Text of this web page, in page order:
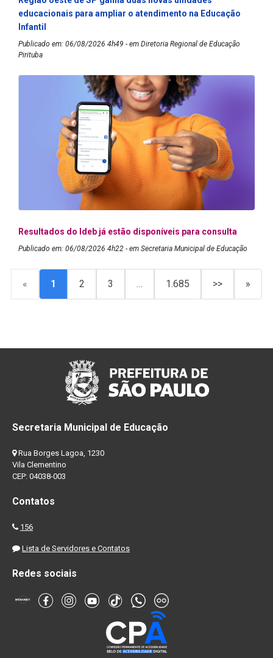
educacionais para ampliar o atendimento na Educação
Infantil
Publicado em: 06/08/2026 4h49 - em Diretoria Regional de Educação
Pirituba
Resultados do Ideb já estão disponíveis para consulta
Publicado em: 06/08/2026 4h22 - em Secretaria Municipal de Educação
« 1 2 3 … 1.685 >> »
Secretaria Municipal de Educação
Rua Borges Lagoa, 1230
Vila Clementino
CEP: 04038-003
Contatos
156
Lista de Servidores e Contatos
Redes sociais